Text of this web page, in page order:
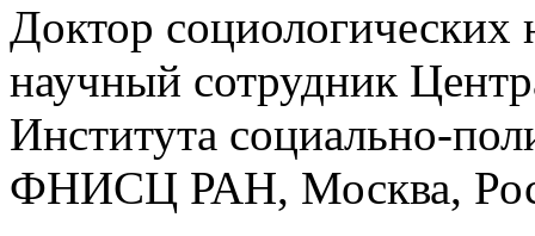
Доктор социологических
научный сотрудник
Института социально-
ФНИСЦ РАН, Москва,